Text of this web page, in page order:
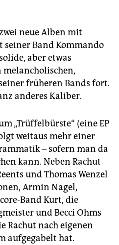
neue Alben mit
seiner Band Kommando
aber etwas
früheren Bands fort.
anderes Kaliber.
„Trüffelbürste“ (eine EP
weitaus mehr einer
– sofern man da
kann. Neben Rachut
und Thomas Wenzel
Armin Nagel,
Band Kurt, die
und Becci Ohms
Rachut nach eigenen
aufgegabelt hat.